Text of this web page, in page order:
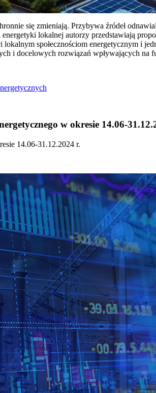
się zmieniają. Przybywa źródeł
lokalnej autorzy przedstawiają
społecznościom energetycznym i
i docelowych rozwiązań wpływających na
w okresie 14.06-
14.06-31.12.2024 r.